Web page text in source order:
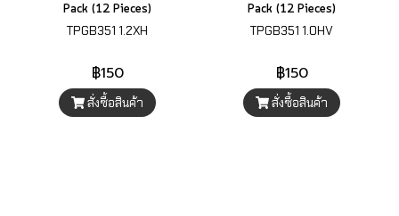
Pack (12 Pieces)
TPGB351 1.2XH
฿150
สั่งซื้อสินค้า
Pack (12 Pieces)
TPGB351 1.0HV
฿150
สั่งซื้อสินค้า